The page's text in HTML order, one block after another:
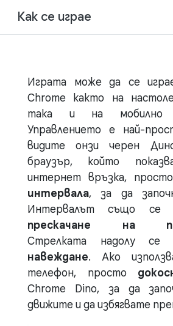
Как се играе
Играта може да се
Chrome както на
така и на мобилно
Управлението е най-
видите онзи черен
браузър, който
интернет връзка, просто
интервала, за да
Интервалът също се
прескачане на
Стрелката надолу се
навеждане. Ако
телефон, просто
Chrome Dino, за да
движите и да избягвате